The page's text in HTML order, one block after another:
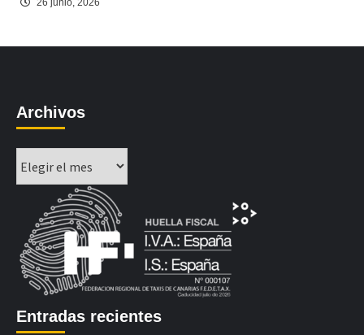
26 junio, 2026
Archivos
Entradas recientes